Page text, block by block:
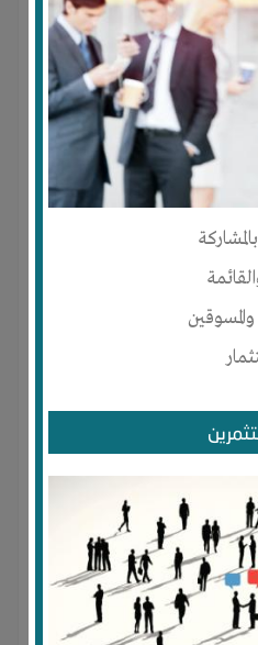
كل المناطق
عدد الاعضاء : 1 الأعضاء